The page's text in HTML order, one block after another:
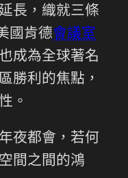
長，織就三條
國肯德會議室
成為全球著名
勝利的焦點，
。
夜都會，若何
間之間的鴻